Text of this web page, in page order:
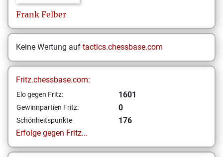
Frank Felber
Keine Wertung auf tactics.chessbase.com
Fritz.chessbase.com:
Elo gegen Fritz: 1601
Gewinnpartien Fritz: 0
Schönheitspunkte
176
Erfolge gegen Fritz...